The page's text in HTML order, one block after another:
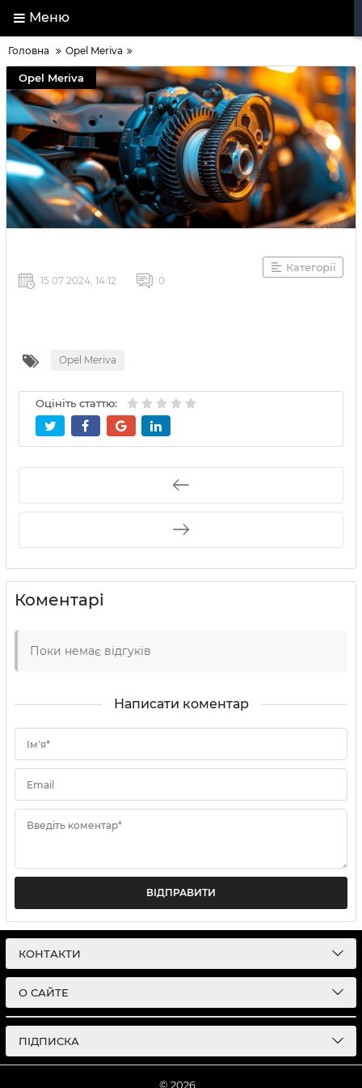
Меню
Головна Opel Meriva
Opel Meriva
Категорії
15 07 2024, 14:12 0
Opel Meriva
Оцініть статтю:
Коментарі
Поки немає відгуків
Написати коментар
Ім'я*
Email
Введіть коментар*
ВІДПРАВИТИ
КОНТАКТИ
О САЙТЕ
ПІДПИСКА
© 2026